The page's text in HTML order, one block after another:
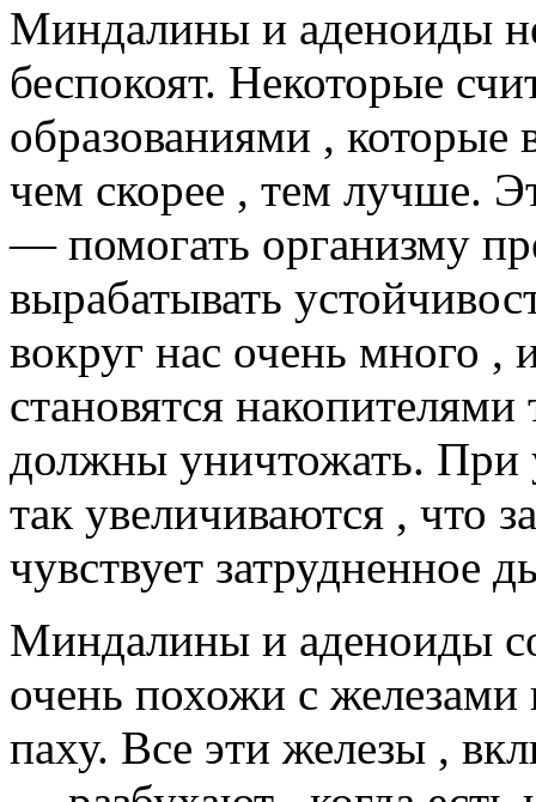
Миндалины и аденоиды
беспокоят. Некоторые
образованиями , которые
чем скорее , тем лучше.
— помогать организму
вырабатывать
вокруг нас очень много
становятся
должны уничтожать. При
так увеличиваются , что
чувствует затрудненное
Миндалины и аденоиды
очень похожи с
паху. Все эти железы ,